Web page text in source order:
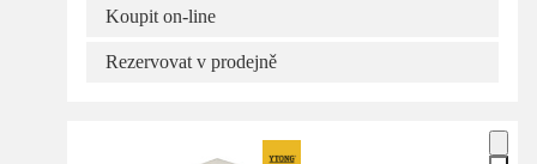
Koupit on-line
Rezervovat v prodejně